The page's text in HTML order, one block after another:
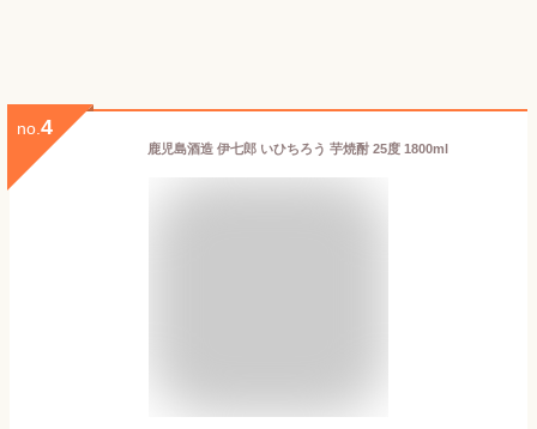
no. 4
鹿児島酒造 伊七郎 いひちろう 芋焼酎 25度 1800ml